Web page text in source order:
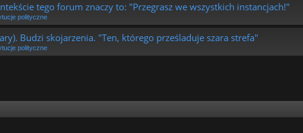
tego forum znaczy to: "Przegrasz we wszystkich instancjach!"
polityczne
Budzi skojarzenia. "Ten, którego prześladuje szara strefa"
polityczne